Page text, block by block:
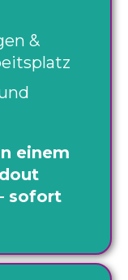
&
einem
sofort